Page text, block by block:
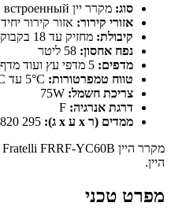
סוג: מקרר יין встроенный
אזורי קירור: אזור קירור יחיד
קיבולת: מחזיק עד 18 בקבוקים
נפח אחסון:
מדפים:
טווח טמפרטורות:
צריכת חשמל:
דרגת אנרגיה:
ממדים (ר x ע x ג):
היין.
מפרט טכני